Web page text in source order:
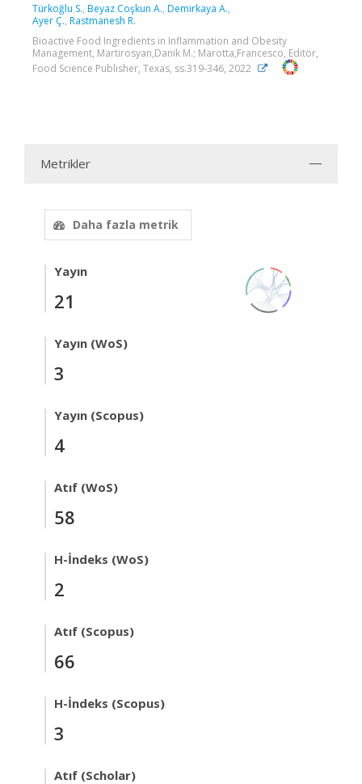
Türkoğlu S., Beyaz Coşkun A., Demirkaya A.,
Ayer Ç., Rastmanesh R.
Bioactive Food Ingredients in Inflammation and Obesity
Management, Martirosyan,Danik M.; Marotta,Francesco, Editör,
Food Science Publisher, Texas, ss.319-346, 2022
Metrikler
Daha fazla metrik
Yayın
21
Yayın (WoS)
3
Yayın (Scopus)
4
Atıf (WoS)
58
H-İndeks (WoS)
2
Atıf (Scopus)
66
H-İndeks (Scopus)
3
Atıf (Scholar)